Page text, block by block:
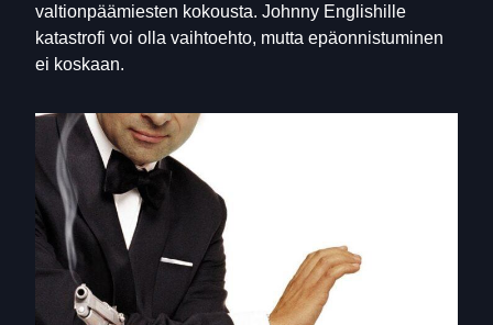
valtionpäämiesten kokousta. Johnny Englishille
katastrofi voi olla vaihtoehto, mutta epäonnistuminen
ei koskaan.